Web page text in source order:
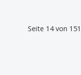
Seite 14 von 151